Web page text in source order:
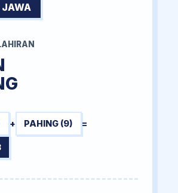
+ PAHING (9) =